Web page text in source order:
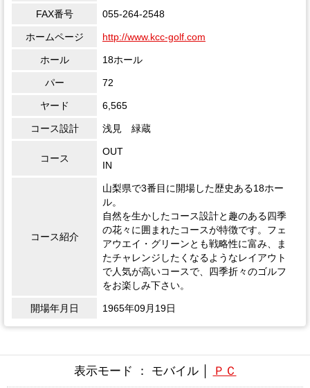
FAX番号 055-264-2548
ホームページ http://www.kcc-golf.com
ホール 18ホール
パー 72
ヤード 6,565
コース設計 浅見 緑蔵
コース
OUT
IN
コース紹介
山梨県で3番目に開場した歴史ある18ホー
ル。
自然を生かしたコース設計と趣のある四季
の花々に囲まれたコースが特徴です。フェ
アウエイ・グリーンとも戦略性に富み、ま
たチャレンジしたくなるようなレイアウト
で人気が高いコースで、四季折々のゴルフ
をお楽しみ下さい。
開場年月日 1965年09月19日
表示モード ： モバイル │ ＰＣ